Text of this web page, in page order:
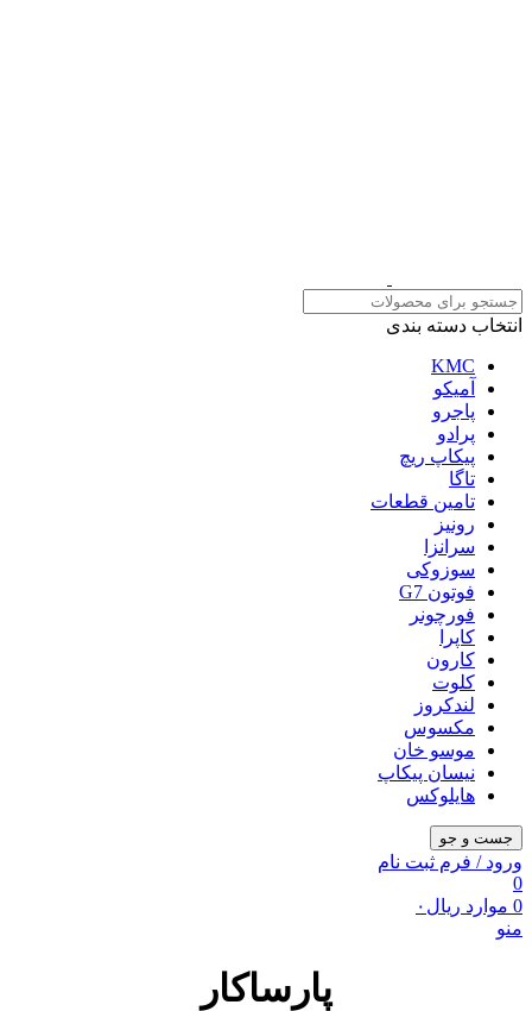
انتخاب دسته بندی
KMC
آمیکو
پاجرو
پرادو
پیکاپ ریچ
تاگا
تامین قطعات
رونیز
سرانزا
سوزوکی
فوتون G7
فورچونر
کاپرا
کارون
کلوت
لندکروز
مکسوس
موسو خان
نیسان پیکاپ
هایلوکس
جست و جو
ورود / فرم ثبت نام
0
0 موارد ریال ۰
منو
پارساکار